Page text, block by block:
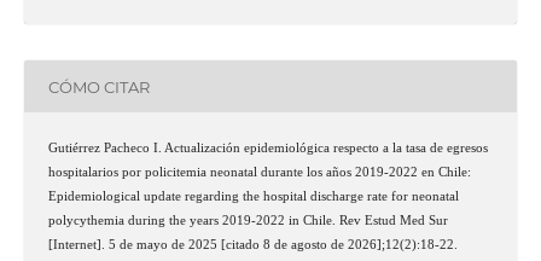
CÓMO CITAR
Gutiérrez Pacheco I. Actualización epidemiológica respecto a la tasa de egresos
hospitalarios por policitemia neonatal durante los años 2019-2022 en Chile:
Epidemiological update regarding the hospital discharge rate for neonatal
polycythemia during the years 2019-2022 in Chile. Rev Estud Med Sur
[Internet]. 5 de mayo de 2025 [citado 8 de agosto de 2026];12(2):18-22.